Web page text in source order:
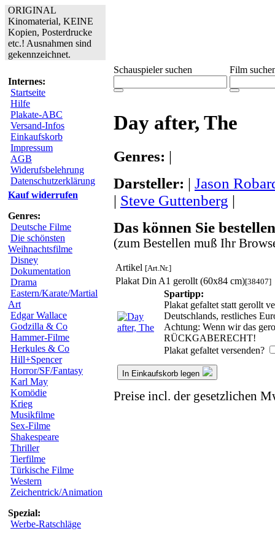
ORIGINAL
Kinomaterial, KEINE
Kopien, Posterdrucke
etc.! Ausnahmen sind
gekennzeichnet.
Internes:
Startseite
Hilfe
Plakate-ABC
Versand-Infos
Einkaufskorb
Impressum
AGB
Widerufsbelehrung
Datenschutzerklärung
Kauf widerrufen
Genres:
Deutsche Filme
Die schönsten
Weihnachtsfilme
Disney
Dokumentation
Drama
Eastern/Karate/Martial
Art
Edgar Wallace
Godzilla & Co
Hammer-Filme
Herkules & Co
Hill+Spencer
Horror/SF/Fantasy
Karl May
Komödie
Krieg
Musikfilme
Sex-Filme
Shakespeare
Thriller
Tierfilme
Türkische Filme
Western
Zeichentrick/Animation
Spezial:
Werbe-Ratschläge
Schauspieler suchen Film
Day after, The
Genres: |
Darsteller: | Jason
| Steve Guttenberg |
Das können Sie
(zum Bestellen muß Ihr
Artikel [Art.Nr.]
Plakat Din A1 gerollt (60x84 cm)[38407]
Spartipp:
Plakat gefaltet statt gerollt
Deutschlands, restliches
Achtung: Wenn wir das
RÜCKGABERECHT!
Plakat gefaltet versenden?
In Einkaufskorb legen
Preise incl. der gesetzlichen